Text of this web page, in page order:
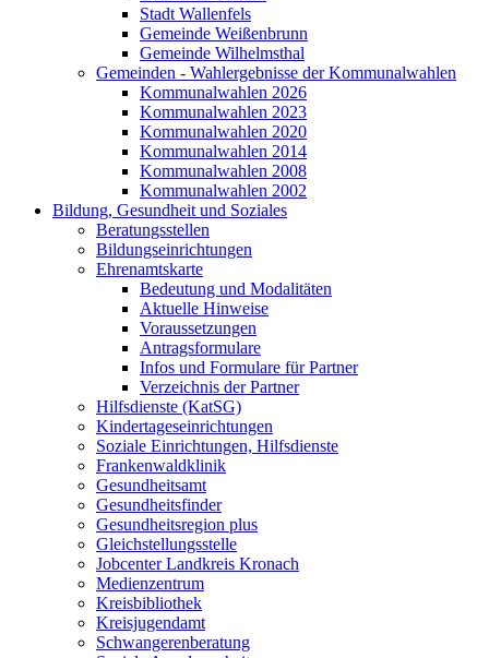
Stadt Wallenfels
Gemeinde Weißenbrunn
Gemeinde Wilhelmsthal
Gemeinden - Wahlergebnisse der Kommunalwahlen
Kommunalwahlen 2026
Kommunalwahlen 2023
Kommunalwahlen 2020
Kommunalwahlen 2014
Kommunalwahlen 2008
Kommunalwahlen 2002
Bildung, Gesundheit und Soziales
Beratungsstellen
Bildungseinrichtungen
Ehrenamtskarte
Bedeutung und Modalitäten
Aktuelle Hinweise
Voraussetzungen
Antragsformulare
Infos und Formulare für Partner
Verzeichnis der Partner
Hilfsdienste (KatSG)
Kindertageseinrichtungen
Soziale Einrichtungen, Hilfsdienste
Frankenwaldklinik
Gesundheitsamt
Gesundheitsfinder
Gesundheitsregion plus
Gleichstellungsstelle
Jobcenter Landkreis Kronach
Medienzentrum
Kreisbibliothek
Kreisjugendamt
Schwangerenberatung